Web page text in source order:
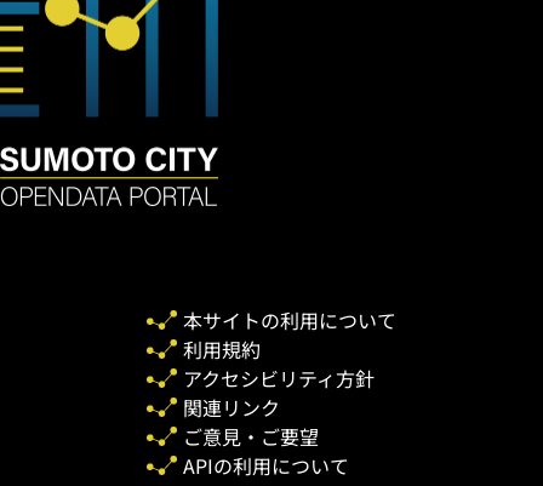
本サイトの利用について
利用規約
アクセシビリティ方針
関連リンク
ご意見・ご要望
APIの利用について